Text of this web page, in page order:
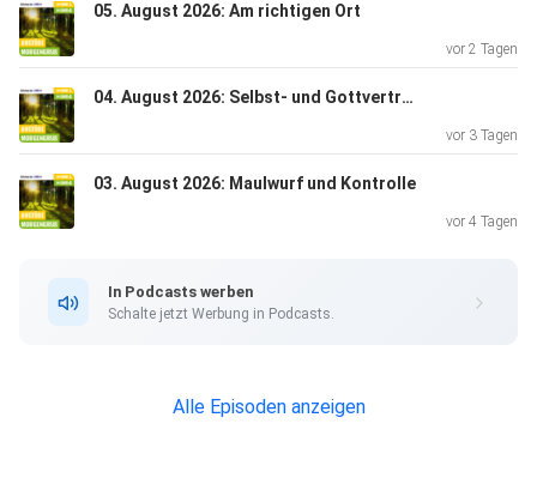
05. August 2026: Am richtigen Ort
vor 2 Tagen
04. August 2026: Selbst- und Gottvertrauen
vor 3 Tagen
03. August 2026: Maulwurf und Kontrolle
vor 4 Tagen
In Podcasts werben
Schalte jetzt Werbung in Podcasts.
Alle Episoden anzeigen